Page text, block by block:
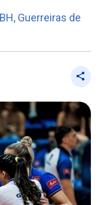
Guerreiras de